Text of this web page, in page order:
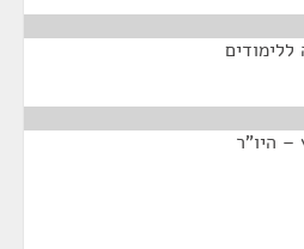
– היו"ר